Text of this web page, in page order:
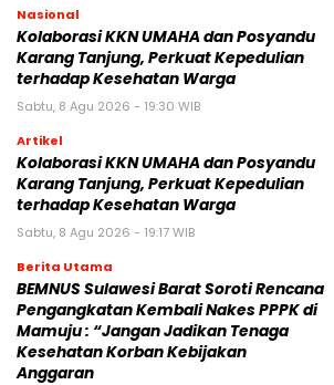
Nasional
Kolaborasi KKN UMAHA dan Posyandu
Karang Tanjung, Perkuat Kepedulian
terhadap Kesehatan Warga
Sabtu, 8 Agu 2026 - 19:30 WIB
Artikel
Kolaborasi KKN UMAHA dan Posyandu
Karang Tanjung, Perkuat Kepedulian
terhadap Kesehatan Warga
Sabtu, 8 Agu 2026 - 19:17 WIB
Berita Utama
BEMNUS Sulawesi Barat Soroti Rencana
Pengangkatan Kembali Nakes PPPK di
Mamuju : “Jangan Jadikan Tenaga
Kesehatan Korban Kebijakan
Anggaran